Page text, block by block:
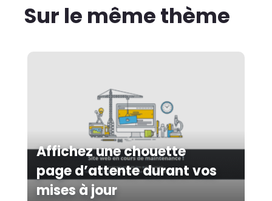
Sur le même thème
Affichez une chouette
page d’attente durant vos
mises à jour